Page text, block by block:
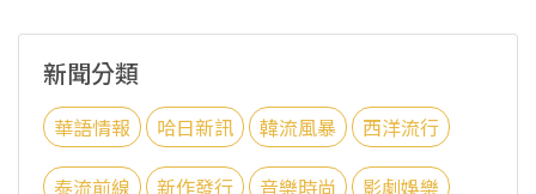
新聞分類
華語情報 哈日新訊 韓流風暴 西洋流行
泰流前線 新作發行 音樂時尚 影劇娛樂